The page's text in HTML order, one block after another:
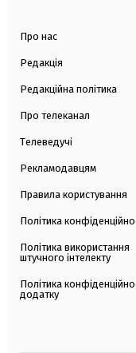
Про нас
Редакція
Редакційна політика
Про телеканал
Телеведучі
Рекламодавцям
Правила користування
Політика
Політика використання
штучного інтелекту
Політика
додатку